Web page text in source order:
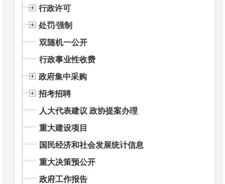
行政许可
处罚⁄强制
双随机一公开
行政事业性收费
政府集中采购
招考招聘
人大代表建议 政协提案办理
重大建设项目
国民经济和社会发展统计信息
重大决策预公开
政府工作报告